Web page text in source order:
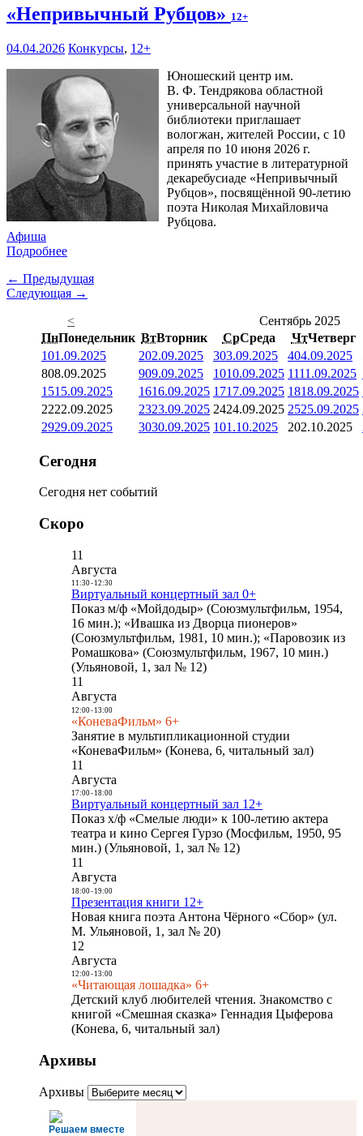
«Непривычный Рубцов» 12+
04.04.2026 Конкурсы, 12+
Юношеский центр им.
В. Ф. Тендрякова областной
универсальной научной
библиотеки приглашает
вологжан, жителей России, с 10
апреля по 10 июня 2026 г.
принять участие в литературной
декаребусиаде «Непривычный
Рубцов», посвящённой 90-летию
поэта Николая Михайловича
Рубцова.
Афиша
Подробнее
← Предыдущая
Следующая →
<
Сентябрь 2025
ПнПонедельник ВтВторник СрСреда ЧтЧетверг
101.09.2025 202.09.2025 303.09.2025 404.09.2025
808.09.2025 909.09.2025 1010.09.2025 1111.09.2025
1515.09.2025 1616.09.2025 1717.09.2025 1818.09.2025
2222.09.2025 2323.09.2025 2424.09.2025 2525.09.2025
2929.09.2025 3030.09.2025 101.10.2025 202.10.2025
Сегодня
Сегодня нет событий
Скоро
11
Августа
11:30- 12:30
Виртуальный концертный зал 0+
Показ м/ф «Мойдодыр» (Союзмультфильм, 1954,
16 мин.); «Ивашка из Дворца пионеров»
(Союзмультфильм, 1981, 10 мин.); «Паровозик из
Ромашкова» (Союзмультфильм, 1967, 10 мин.)
(Ульяновой, 1, зал № 12)
11
Августа
12:00- 13:00
«КоневаФильм» 6+
Занятие в мультипликационной студии
«КоневаФильм» (Конева, 6, читальный зал)
11
Августа
17:00- 18:00
Виртуальный концертный зал 12+
Показ х/ф «Смелые люди» к 100-летию актера
театра и кино Сергея Гурзо (Мосфильм, 1950, 95
мин.) (Ульяновой, 1, зал № 12)
11
Августа
18:00- 19:00
Презентация книги 12+
Новая книга поэта Антона Чёрного «Сбор» (ул.
М. Ульяновой, 1, зал № 20)
12
Августа
12:00- 13:00
«Читающая лошадка» 6+
Детский клуб любителей чтения. Знакомство с
книгой «Смешная сказка» Геннадия Цыферова
(Конева, 6, читальный зал)
Архивы
Архивы
Решаем вместе